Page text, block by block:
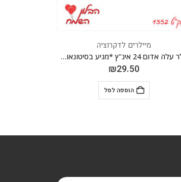
מיילרים לדקרוציה
מיילר עלה אדום 24 אינ"ץ *מגיע בסיטונאות חבילה של 5 יח' *
₪29.50
הוספה לסל